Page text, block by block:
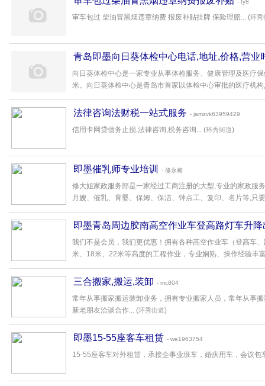
- ty8
审车包过 柴油冒黑烟违章纳费 报废补贴挂牌 保险理赔... (环秀
青岛即墨向日葵体检中心电话,地址,价格,营业
向日葵体检中心是一家专业从事体检服务、健康管理及医疗
米。向日葵体检中心是青岛市首家以体检中心审批的医疗机
法律咨询法财税一站式服务 - jamzvk63959429
信用卡网贷债务止损,法律咨询,税务咨询... (环秀街道)
即墨催乳师专业培训 - 修永梅
修大姐家政服务部是一家经过工商注册的大型,专业的家政服
月嫂、催乳、育婴、保姆、保洁、钟点工、复印、名片等,只
即墨青岛周边胶南高空作业车登高路灯车升
我们不是会员，我们更优惠！拥有各种高空作业车（登高车
米、18米、22米等高度的工程作业，专业娴熟、操作经验丰
三合搬家,搬运,装卸 - mc804
常年从事搬家搬运装卸业务，拥有专业搬家人员，常年从事
新老朋友洽谈合作... (环秀街道)
即墨15-55座客车租赁 - we1963754
15-55座客车对外租赁，承接企事业班车，婚庆用车，会议